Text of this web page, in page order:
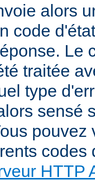
alors
code
Le
traitée
type
sensé
pouvez
codes
HTTP